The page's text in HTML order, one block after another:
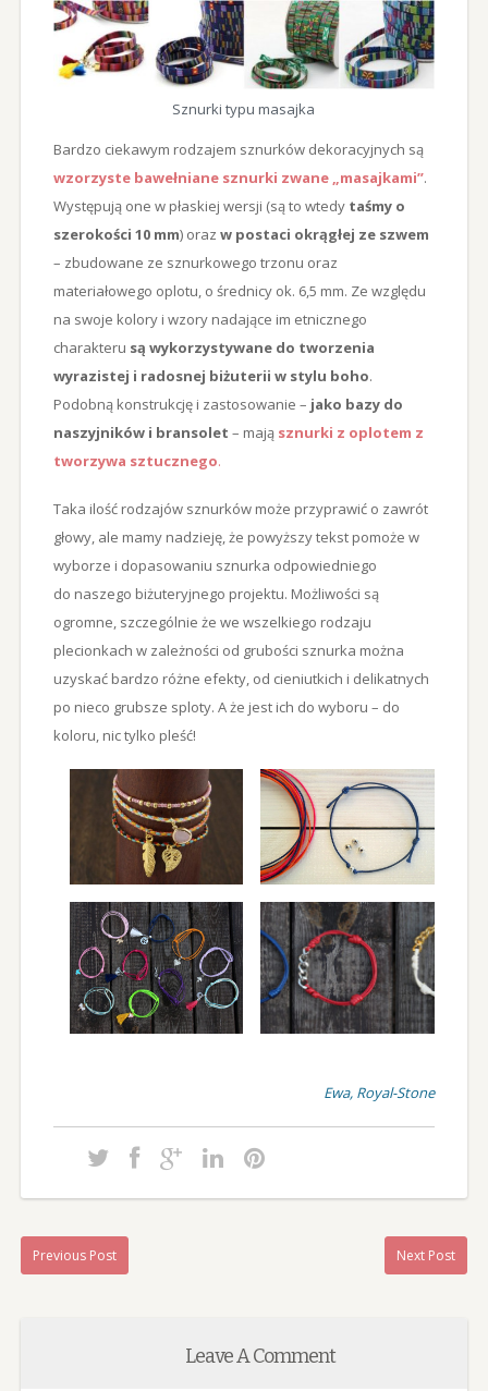
Sznurki typu masajka
Bardzo ciekawym rodzajem sznurków dekoracyjnych są
wzorzyste bawełniane sznurki zwane „masajkami”.
Występują one w płaskiej wersji (są to wtedy taśmy o
szerokości 10 mm) oraz w postaci okrągłej ze szwem
– zbudowane ze sznurkowego trzonu oraz
materiałowego oplotu, o średnicy ok. 6,5 mm. Ze względu
na swoje kolory i wzory nadające im etnicznego
charakteru są wykorzystywane do tworzenia
wyrazistej i radosnej biżuterii w stylu boho.
Podobną konstrukcję i zastosowanie – jako bazy do
naszyjników i bransolet – mają sznurki z oplotem z
tworzywa sztucznego.
Taka ilość rodzajów sznurków może przyprawić o zawrót
głowy, ale mamy nadzieję, że powyższy tekst pomoże w
wyborze i dopasowaniu sznurka odpowiedniego
do naszego biżuteryjnego projektu. Możliwości są
ogromne, szczególnie że we wszelkiego rodzaju
plecionkach w zależności od grubości sznurka można
uzyskać bardzo różne efekty, od cieniutkich i delikatnych
po nieco grubsze sploty. A że jest ich do wyboru – do
koloru, nic tylko pleść!
Ewa, Royal-Stone
Previous Post Next Post
Leave A Comment